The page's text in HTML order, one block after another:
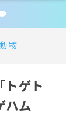
物
トゲト
ハム